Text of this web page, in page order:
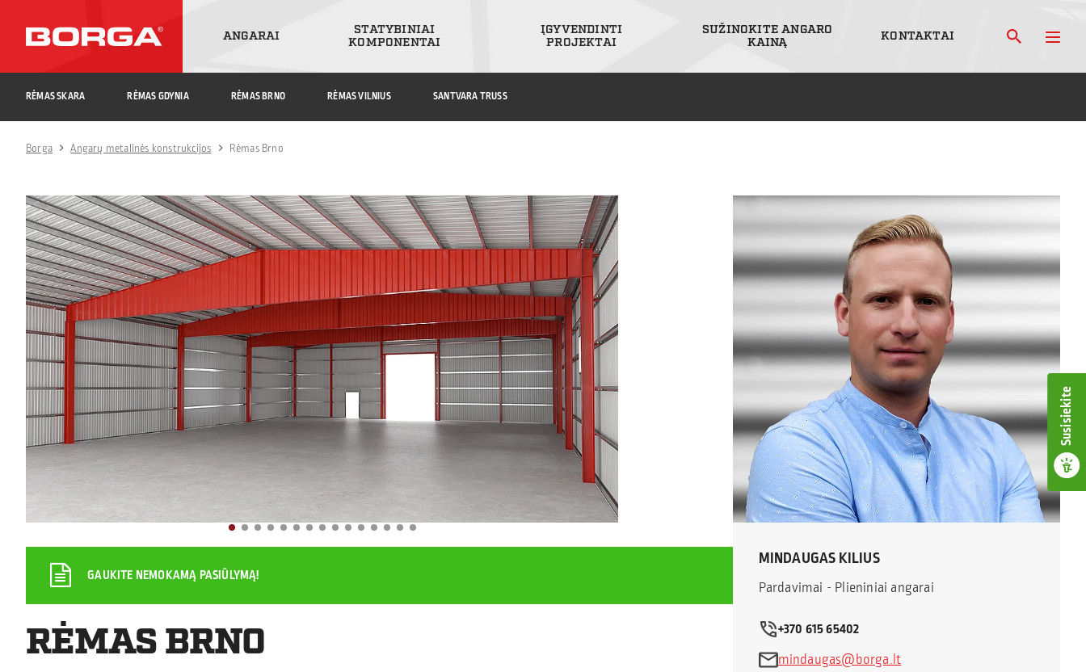
ANGARAI
STATYBINIAI
KOMPONENTAI
ĮGYVENDINTI
PROJEKTAI
SUŽINOKITE ANGARO
KAINĄ
KONTAKTAI
Susisiekite
RĖMAS SKARA RĖMAS GDYNIA RĖMAS BRNO RĖMAS VILNIUS SANTVARA TRUSS
Borga Angarų metalinės konstrukcijos Rėmas Brno
GAUKITE NEMOKAMĄ PASIŪLYMĄ!
RĖMAS BRNO
MINDAUGAS KILIUS
Pardavimai - Plieniniai angarai
+370 615 65402
mindaugas@borga.lt